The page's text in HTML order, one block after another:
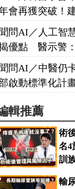
會再獲突破！
問AI／人工智
優點 醫示警
問AI／中醫仍
啟動標準化計
輯推薦
術
名
訓
輸